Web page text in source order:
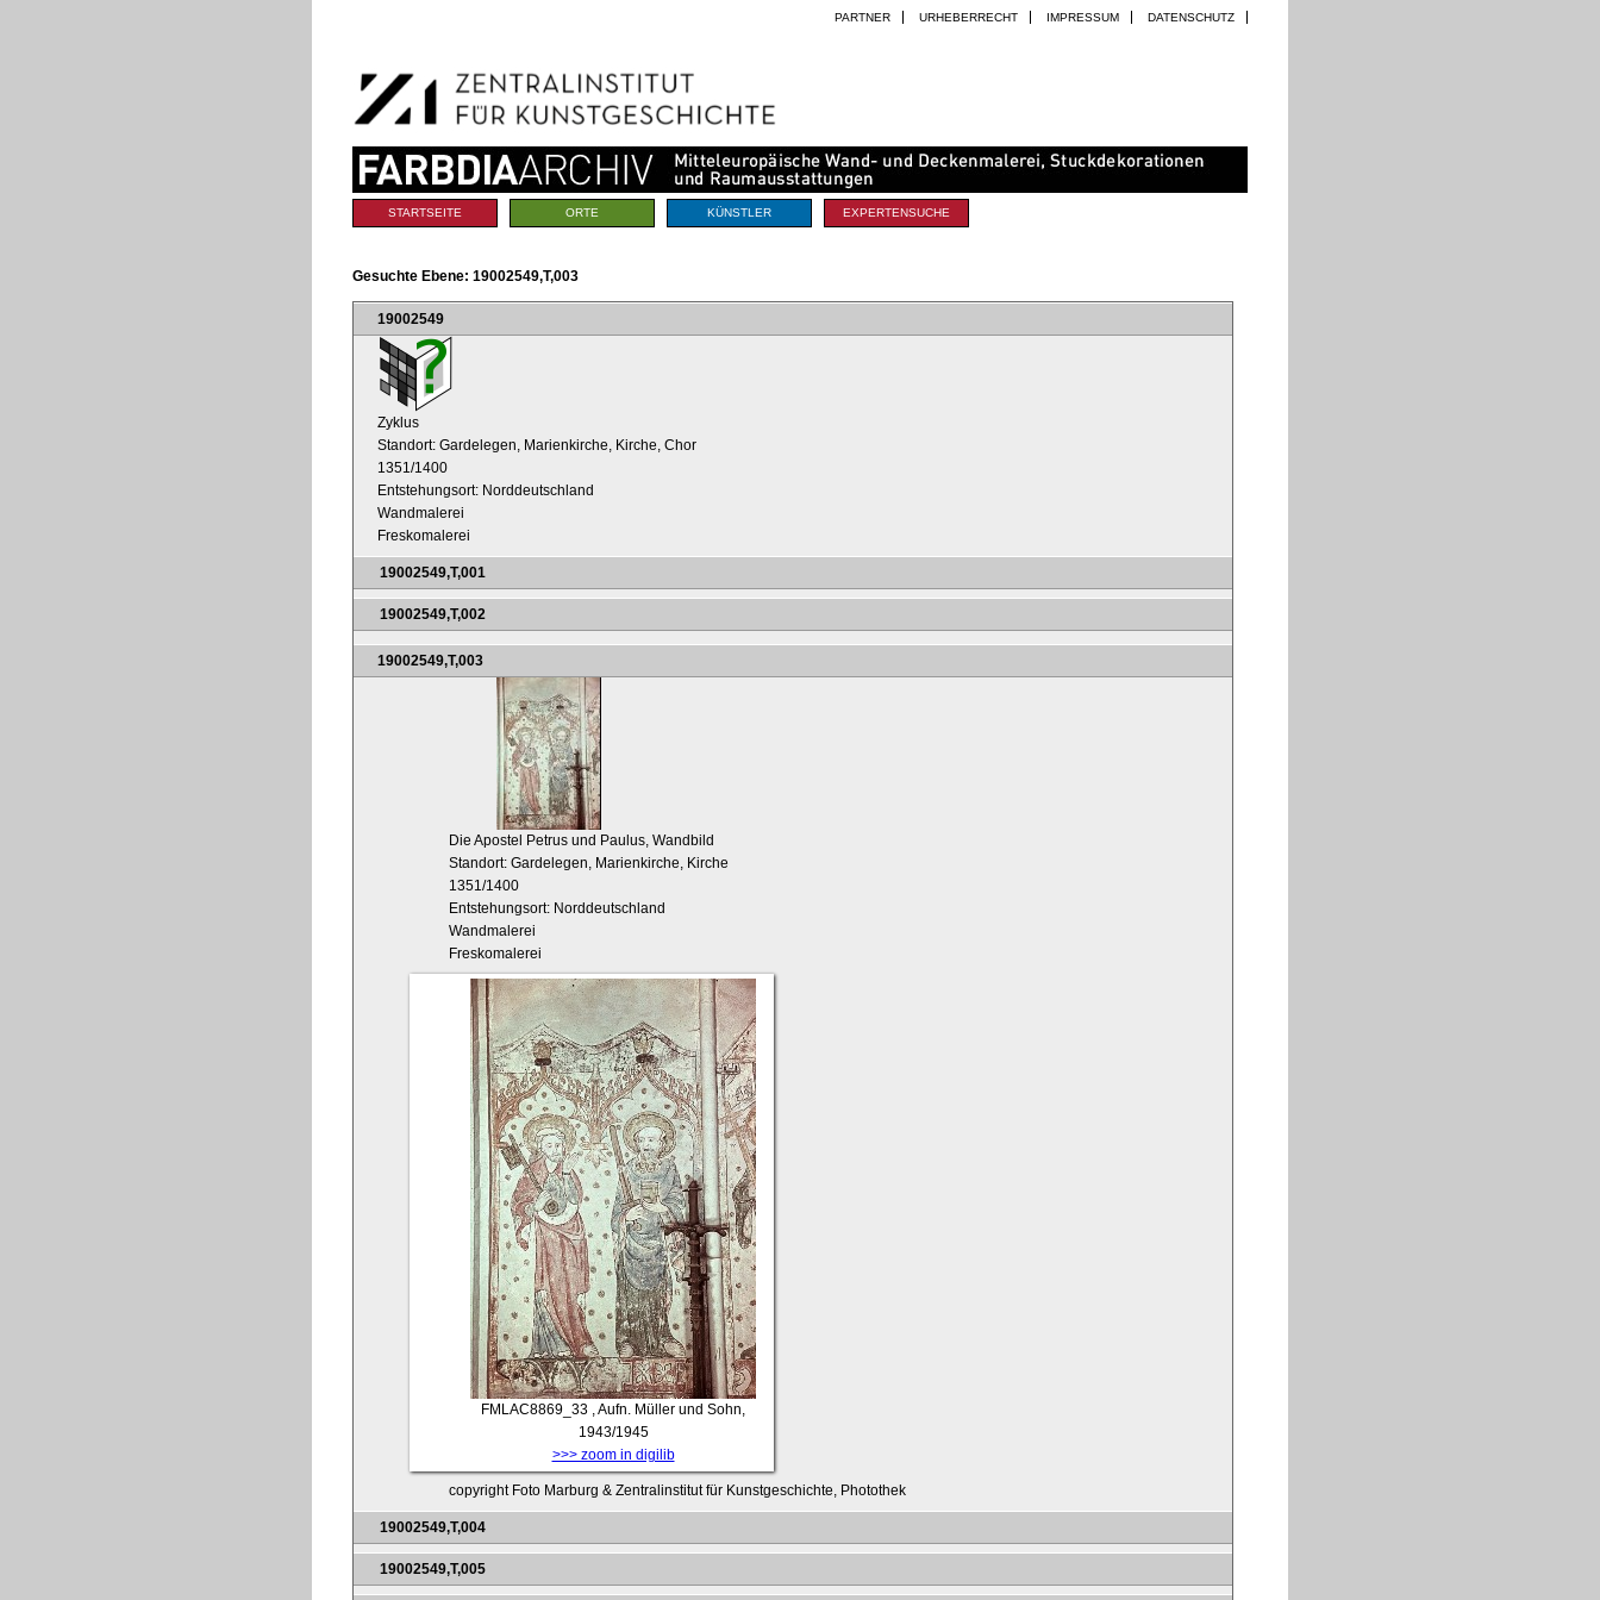
Navigation
PARTNER URHEBERRECHT IMPRESSUM DATENSCHUTZ
Sektionen
STARTSEITE ORTE KÜNSTLER EXPERTENSUCHE
Gesuchte Ebene: 19002549,T,003
19002549
Zyklus
Standort: Gardelegen, Marienkirche, Kirche, Chor
1351/1400
Entstehungsort: Norddeutschland
Wandmalerei
Freskomalerei
19002549,T,001
19002549,T,002
19002549,T,003
Die Apostel Petrus und Paulus, Wandbild
Standort: Gardelegen, Marienkirche, Kirche
1351/1400
Entstehungsort: Norddeutschland
Wandmalerei
Freskomalerei
FMLAC8869_33 , Aufn. Müller und Sohn,
1943/1945
>>> zoom in digilib
copyright Foto Marburg & Zentralinstitut für Kunstgeschichte, Photothek
19002549,T,004
19002549,T,005